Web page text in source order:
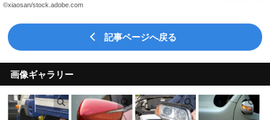
©xiaosan/stock.adobe.com
記事ページへ戻る
画像ギャラリー